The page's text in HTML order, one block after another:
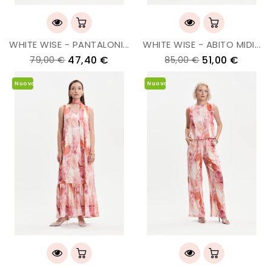
WHITE WISE - PANTALONI...
79,00 € 47,40 €
WHITE WISE - ABITO MIDI...
85,00 € 51,00 €
Nuovo Nuovo